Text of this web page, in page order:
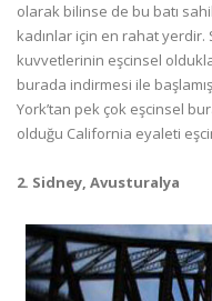
olarak bilinse de bu batı
kadınlar için en rahat yerdir.
kuvvetlerinin eşcinsel
burada indirmesi ile
York’tan pek çok eşcinsel
olduğu California eyaleti
2. Sidney, Avusturalya